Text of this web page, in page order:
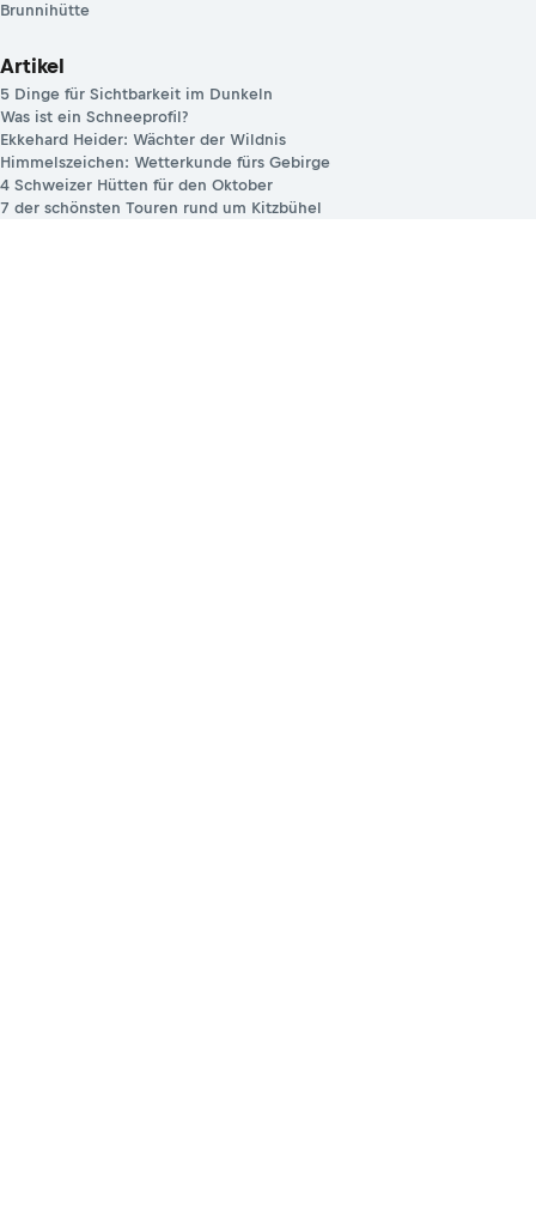
Brunnihütte
Artikel
5 Dinge für Sichtbarkeit im Dunkeln
Was ist ein Schneeprofil?
Ekkehard Heider: Wächter der Wildnis
Himmelszeichen: Wetterkunde fürs Gebirge
4 Schweizer Hütten für den Oktober
7 der schönsten Touren rund um Kitzbühel